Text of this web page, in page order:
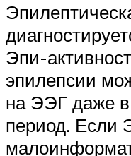
Эпи-
эпилепсии
на ЭЭГ даже
период. Если